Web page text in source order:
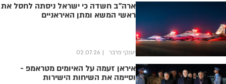
ארה"ב חשדה כי ישראל ניסתה לחסל את
ראשי המשא ומתן האיראניים
יענקי פרבר 02.07.26
איראן זעמה על האיומים מטראמפ -
וסיימה את השיחות הישירות